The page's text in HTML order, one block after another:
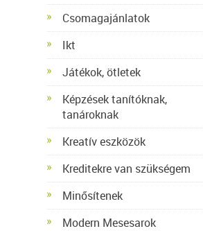
Csomagajánlatok
Ikt
Játékok, ötletek
Képzések tanítóknak,
tanároknak
Kreatív eszközök
Kreditekre van szükségem
Minősítenek
Modern Mesesarok